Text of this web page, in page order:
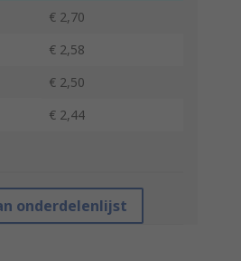
€ 2,70
€ 2,58
€ 2,50
€ 2,44
onderdelenlijst